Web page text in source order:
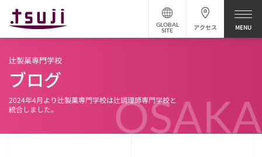
アクセス
GLOBAL
SITE
OSAKA
辻製菓専門学校
ブログ
2024年4月より辻製菓専門学校は辻調理師専門学校と
統合しました。